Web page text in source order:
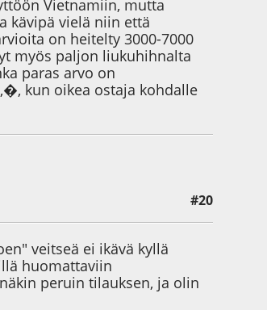
Vietnamiin, mutta
kävipä vielä niin että
on heitelty 3000-7000
myös paljon liukuhihnalta
paras arvo on
kun oikea ostaja kohdalle
#20
veitseä ei ikävä kyllä
huomattaviin
peruin tilauksen, ja olin